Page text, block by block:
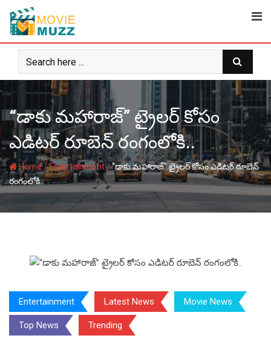
content
“డాకు మహారాజ్” ట్రైలర్ కోసం
ఎడిటర్ రూబెన్ రంగంలోకి..
Home-Entertainment-“డాకు మహారాజ్” ట్రైలర్ కోసం ఎడిటర్ రూబెన్
రంగంలోకి..
Entertainment Latest News Movie News
Top News Trending